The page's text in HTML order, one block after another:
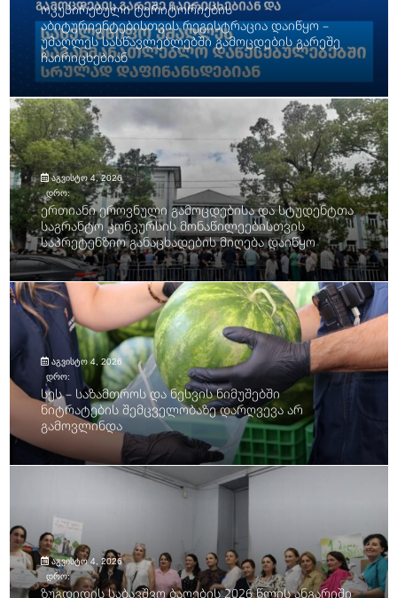
ოკუპირებული ტერიტორიების
აბიტურიენტებისთვის რეგისტრაცია დაიწყო –
უმაღლეს სასწავლებლებში გამოცდების გარეშე
ჩაირიცხებიან
აგვისტო 4, 2026
დრო:
ერთიანი ეროვნული გამოცდებისა და სტუდენტთა
საგრანტო კონკურსის მონაწილეებისთვის
საპრეტენზიო განაცხადების მიღება დაიწყო
აგვისტო 4, 2026
დრო:
სეს – საზამთროს და ნესვის ნიმუშებში
ნიტრატების შემცველობაზე დარღვევა არ
გამოვლინდა
აგვისტო 4, 2026
დრო:
ზუგდიდის საბავშვო ბაღების 2026 წლის ანგარიში